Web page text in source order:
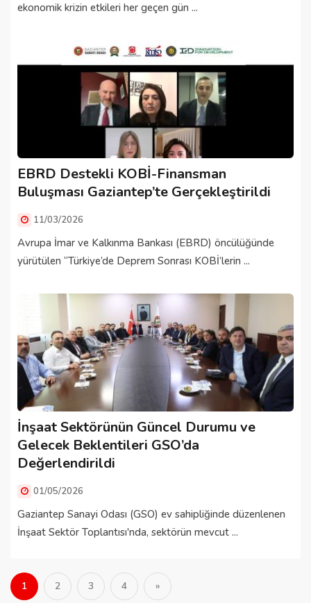
ekonomik krizin etkileri her geçen gün ...
EBRD Destekli KOBİ-Finansman
Buluşması Gaziantep’te Gerçekleştirildi
11/03/2026
Avrupa İmar ve Kalkınma Bankası (EBRD) öncülüğünde
yürütülen “Türkiye’de Deprem Sonrası KOBİ’lerin ...
İnşaat Sektörünün Güncel Durumu ve
Gelecek Beklentileri GSO’da
Değerlendirildi
01/05/2026
Gaziantep Sanayi Odası (GSO) ev sahipliğinde düzenlenen
İnşaat Sektör Toplantısı'nda, sektörün mevcut ...
1 2 3 4 »